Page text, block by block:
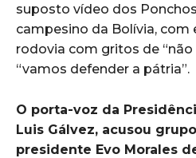
suposto vídeo dos
campesino da Bolívia, com
rodovia com gritos de
“vamos defender a pátria”.
O porta-voz da
Luis Gálvez, acusou
presidente Evo Morales